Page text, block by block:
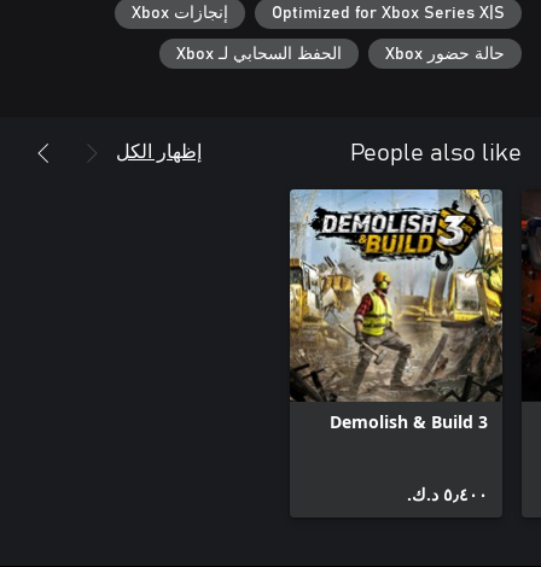
Optimized for Xbox Series X|S إنجازات Xbox
حالة حضور Xbox الحفظ السحابي لـ Xbox
People also like إظهار الكل
Demolish & Build 3
٥٫٤٠٠ د.ك.‏